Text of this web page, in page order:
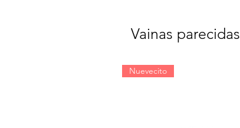
Vainas parecidas
Nuevecito